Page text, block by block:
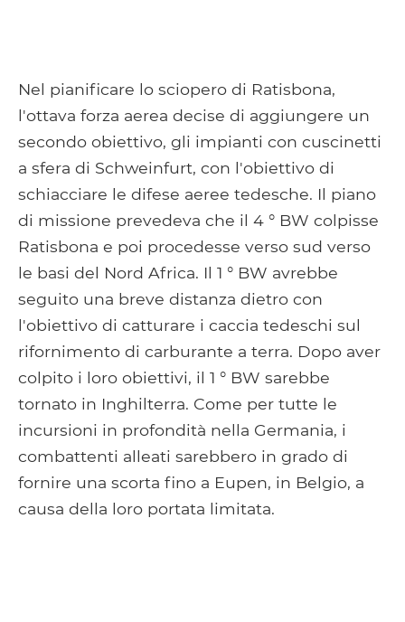
Nel pianificare lo sciopero di Ratisbona,
l'ottava forza aerea decise di aggiungere un
secondo obiettivo, gli impianti con cuscinetti
a sfera di Schweinfurt, con l'obiettivo di
schiacciare le difese aeree tedesche. Il piano
di missione prevedeva che il 4 ° BW colpisse
Ratisbona e poi procedesse verso sud verso
le basi del Nord Africa. Il 1 ° BW avrebbe
seguito una breve distanza dietro con
l'obiettivo di catturare i caccia tedeschi sul
rifornimento di carburante a terra. Dopo aver
colpito i loro obiettivi, il 1 ° BW sarebbe
tornato in Inghilterra. Come per tutte le
incursioni in profondità nella Germania, i
combattenti alleati sarebbero in grado di
fornire una scorta fino a Eupen, in Belgio, a
causa della loro portata limitata.